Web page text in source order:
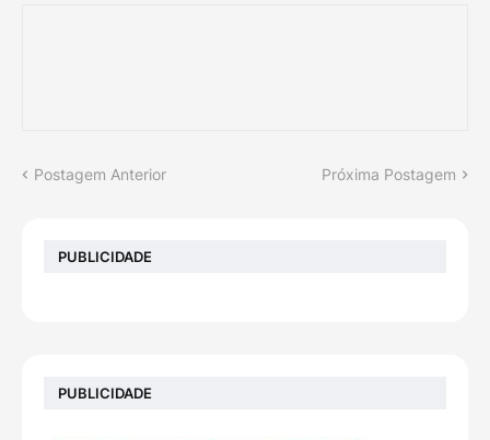
Postagem Anterior Próxima Postagem
PUBLICIDADE
PUBLICIDADE